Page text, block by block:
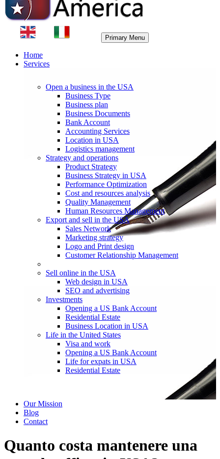
Primary Menu
Home
Services
Open a business in the USA
Business Type
Business plan
Business Documents
Bank Account
Accounting Services
Location in USA
Logistics management
Strategy and operations
Product Strategy
Business Strategy in USA
Performance Optimization
Cost and resources analysis
Quality Management
Human Resources Management
Export and sell in the USA
Sales Network
Marketing strategy
Logo and Print design
Customer Relationship Management
Sell online in the USA
Web design in USA
SEO and advertising
Investments
Opening a US Bank Account
Residential Estate
Business Location in USA
Life in the United States
Visa and work
Opening a US Bank Account
Life for expats in USA
Residential Estate
Our Mission
Blog
Contact
Quanto costa mantenere una